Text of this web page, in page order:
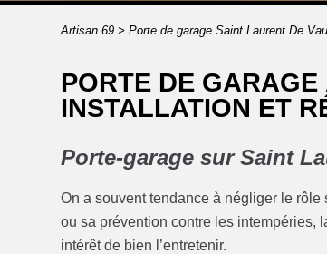
Artisan 69> Porte de garage Saint Laurent De
PORTE DE
INSTALLATION ET
Porte-garage sur Saint
On a souvent tendance à négliger le
ou sa prévention contre les intempéries,
intérêt de bien l’entretenir.